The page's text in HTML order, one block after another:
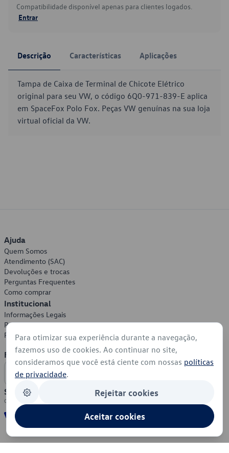
Compatibilidade disponível apenas para clientes logados.
Entrar
Descrição Características Aplicações
Tampa de Caixa de Terminal de Chicote Elétrico
original para seu VW, o código 6Q0-971-839-E aplica
em SpaceFox Polo Fox. Peças VW genuínas na sua loja
virtual oficial da VW.
Ajuda
Quem Somos
Atendimento (SAC)
Devoluções e trocas
Perguntas Frequentes
Como comprar
Institucional
Informações Legais
Política de Privacidade
Política de Cookies
Formas de Pagamento
Segurança
Para otimizar sua experiência durante a navegação,
fazemos uso de cookies. Ao continuar no site,
consideramos que você está ciente com nossas políticas
de privacidade.
Rejeitar cookies
Aceitar cookies